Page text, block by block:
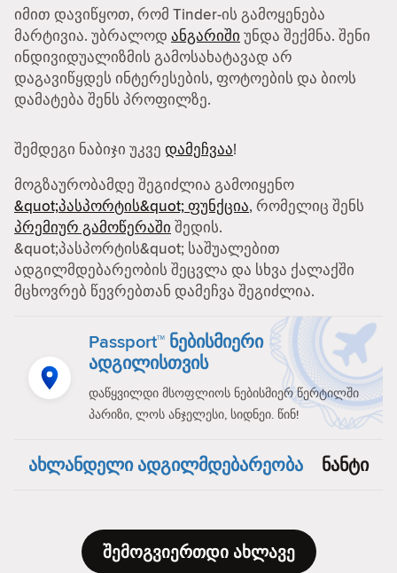
იმით დავიწყოთ, რომ Tinder-ის გამოყენება
მარტივია. უბრალოდ ანგარიში უნდა შექმნა. შენი
ინდივიდუალიზმის გამოსახატავად არ
დაგავიწყდეს ინტერესების, ფოტოების და ბიოს
დამატება შენს პროფილზე.
შემდეგი ნაბიჯი უკვე დამეჩვაა!
მოგზაურობამდე შეგიძლია გამოიყენო
&quot;პასპორტის&quot; ფუნქცია, რომელიც შენს
პრემიურ გამოწერაში შედის.
&quot;პასპორტის&quot; საშუალებით
ადგილმდებარეობის შეცვლა და სხვა ქალაქში
მცხოვრებ წევრებთან დამეჩვა შეგიძლია.
Passport™ ნებისმიერი
ადგილისთვის
დაწყვილდი მსოფლიოს ნებისმიერ წერტილში
პარიზი, ლოს ანჯელესი, სიდნეი. წინ!
ახლანდელი ადგილმდებარეობა ნანტი
შემოგვიერთდი ახლავე